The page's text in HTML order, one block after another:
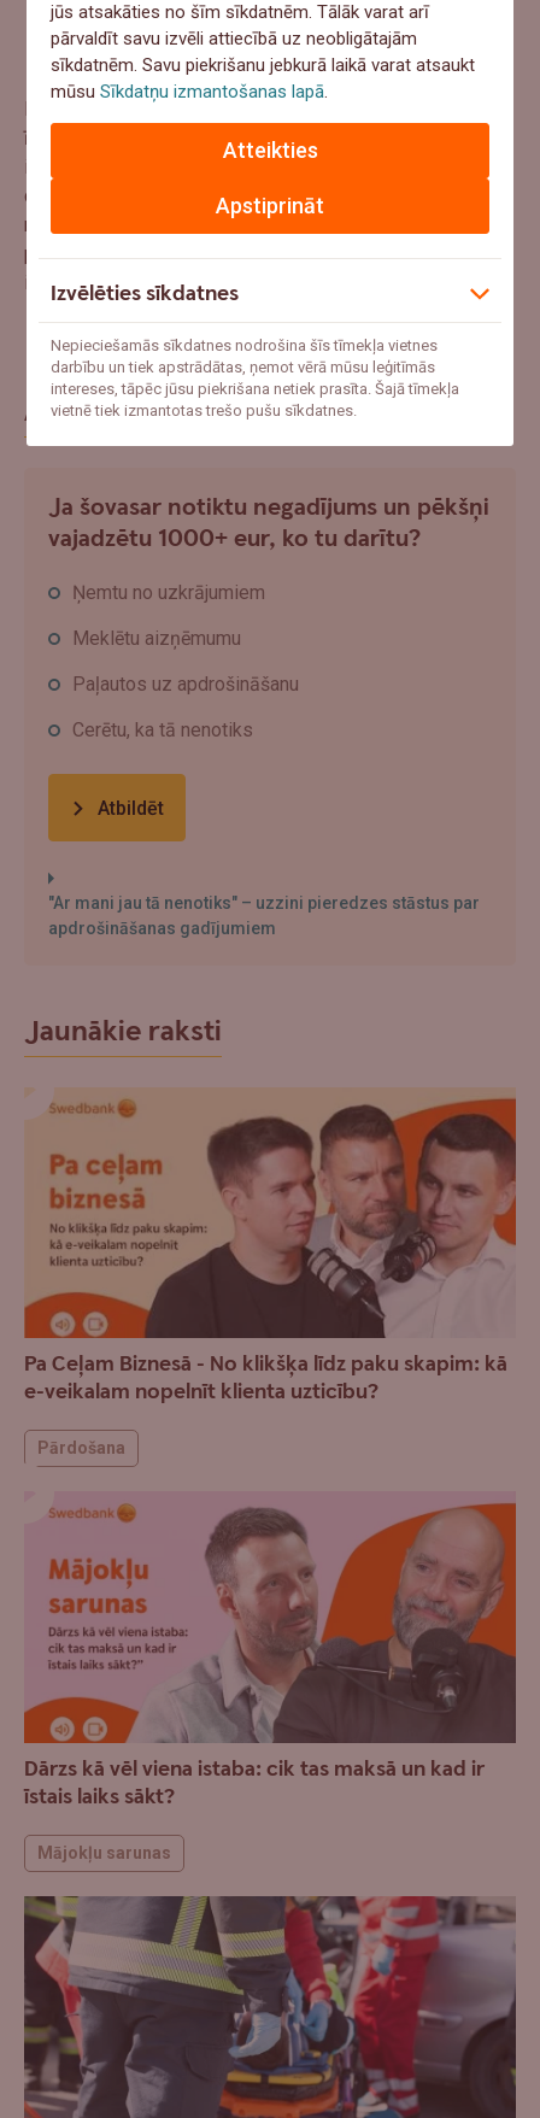
ņemot vērā mūsu katra dzīvesveidu, nodarbošanos un
daudzus citus aspektus.
Dzīvokļu īpašniekiem tie var būt vieni, privātmāju
īpašniekiem – citi. Taču skaidrs, ka visdrošāk ir vienmēr
izvēlēties tādu apdrošināšanas polisi, kas pasargā no
dažāda veida likstām, tostarp pašu radītām, jo no
nelaimēm neesam pasargāts neviens, un plāns B, kas
palīdzēs segt finansiālos zaudējumus, noteikti noderēs
ikvienam.
Aptauja
Ja šovasar notiktu negadījums un pēkšņi
vajadzētu 1000+ eur, ko tu darītu?
Ņemtu no uzkrājumiem
Meklētu aizņēmumu
Paļautos uz apdrošināšanu
Cerētu, ka tā nenotiks
Atbildēt
"Ar mani jau tā nenotiks" – uzzini pieredzes stāstus par
apdrošināšanas gadījumiem
Jaunākie raksti
Pa Ceļam Biznesā - No klikšķa līdz paku skapim: kā
e-veikalam nopelnīt klienta uzticību?
Pārdošana
Dārzs kā vēl viena istaba: cik tas maksā un kad ir
īstais laiks sākt?
Mājokļu sarunas
jūs atsakāties no šīm sīkdatnēm. Tālāk varat arī
pārvaldīt savu izvēli attiecībā uz neobligātajām
sīkdatnēm. Savu piekrišanu jebkurā laikā varat atsaukt
mūsuSīkdatņu izmantošanas lapā.
Apstiprināt
Atteikties
Izvēlēties sīkdatnes
Nepieciešamās sīkdatnes nodrošina šīs tīmekļa vietnes
darbību un tiek apstrādātas, ņemot vērā mūsu leģitīmās
intereses, tāpēc jūsu piekrišana netiek prasīta. Šajā tīmekļa
vietnē tiek izmantotas trešo pušu sīkdatnes.